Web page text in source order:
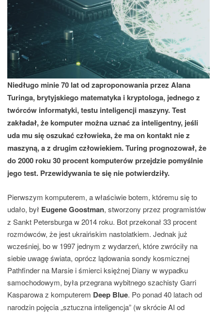
Niedługo minie 70 lat od zaproponowania przez Alana
Turinga, brytyjskiego matematyka i kryptologa, jednego z
twórców informatyki, testu inteligencji maszyny. Test
zakładał, że komputer można uznać za inteligentny, jeśli
uda mu się oszukać człowieka, że ma on kontakt nie z
maszyną, a z drugim człowiekiem. Turing prognozował, że
do 2000 roku 30 procent komputerów przejdzie pomyślnie
jego test. Przewidywania te się nie potwierdziły.
Pierwszym komputerem, a właściwie botem, któremu się to
udało, był Eugene Goostman, stworzony przez programistów
z Sankt Petersburga w 2014 roku. Bot przekonał 33 procent
rozmówców, że jest ukraińskim nastolatkiem. Jednak już
wcześniej, bo w 1997 jednym z wydarzeń, które zwróciły na
siebie uwagę świata, oprócz lądowania sondy kosmicznej
Pathfinder na Marsie i śmierci księżnej Diany w wypadku
samochodowym, była przegrana wybitnego szachisty Garri
Kasparowa z komputerem Deep Blue. Po ponad 40 latach od
narodzin pojęcia „sztuczna inteligencja” (w skrócie AI od